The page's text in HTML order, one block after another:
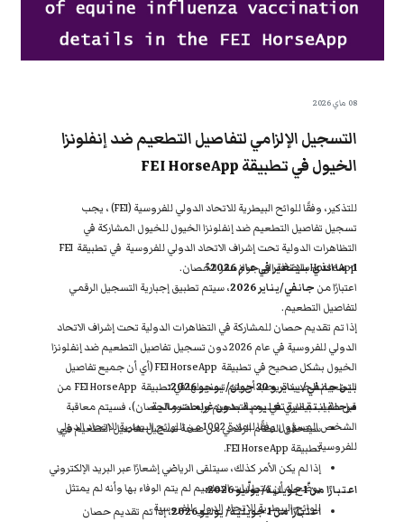
08 ماي 2026
التسجيل الإلزامي لتفاصيل التطعيم ضد إنفلونزا
الخيول في تطبيقة FEI HorseApp
للتذكير، وفقًا للوائح البيطرية للاتحاد الدولي للفروسية (FEI) ، يجب
تسجيل تفاصيل التطعيم ضد إنفلونزا الخيول للخيول المشاركة في
التظاهرات الدولية تحت إشراف الاتحاد الدولي للفروسية في تطبيقة FEI
HorseApp بالإضافة إلى جواز سفر الحصان.
1- ما الذي سيتغير في عام 2026؟
اعتبارًا من جانفي/يناير 2026
، سيتم تطبيق إجبارية التسجيل الرقمي
لتفاصيل التطعيم.
إذا تم تقديم حصان للمشاركة في التظاهرات الدولية تحت إشراف الاتحاد
الدولي للفروسية في عام 2026 دون تسجيل تفاصيل التطعيم ضد إنفلونزا
الخيول بشكل صحيح في تطبيقة FEI HorseApp (أي أن جميع تفاصيل
التطعيم الجديدة يجب أن يتم تسجيلها في تطبيقة FEI HorseApp من
قبل طبيب بيطري في يوم التطعيم وبحضور الحصان)، فسيتم معاقبة
الشخص المسؤول وفقًا للمادة 1002 من اللوائح البيطرية للاتحاد الدولي
للفروسية.
بين جانفي/ يناير و 30 جوان/ يونيو 2026
:
مرحلة انتقالية تعليمية بدون غرامات مالية
سيتحقق النظام الرقمي من صحة تسجيل تفاصيل التطعيم في
تطبيقة FEI HorseApp.
إذا لم يكن الأمر كذلك، سيتلقى الرياضي إشعارًا عبر البريد الإلكتروني
يوضّح له أن متطلّبات التطعيم لم يتم الوفاء بها وأنه لم يمتثل
للوائح البيطرية للاتحاد الدولي للفروسية .
اعتبارًا من 1 جويلية/ يوليو 2026
:
اعتبارًا من 1 جويلية/ يوليو 2026
، إذا تم تقديم حصان